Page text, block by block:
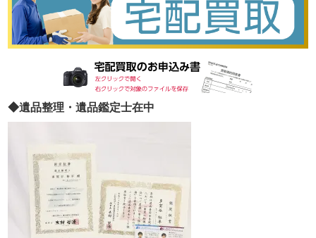
◆遺品整理・遺品鑑定士在中